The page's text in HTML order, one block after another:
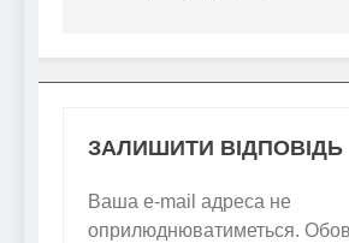
ЗАЛИШИТИ ВІДПОВІДЬ
Ваша e-mail адреса не
оприлюднюватиметься.